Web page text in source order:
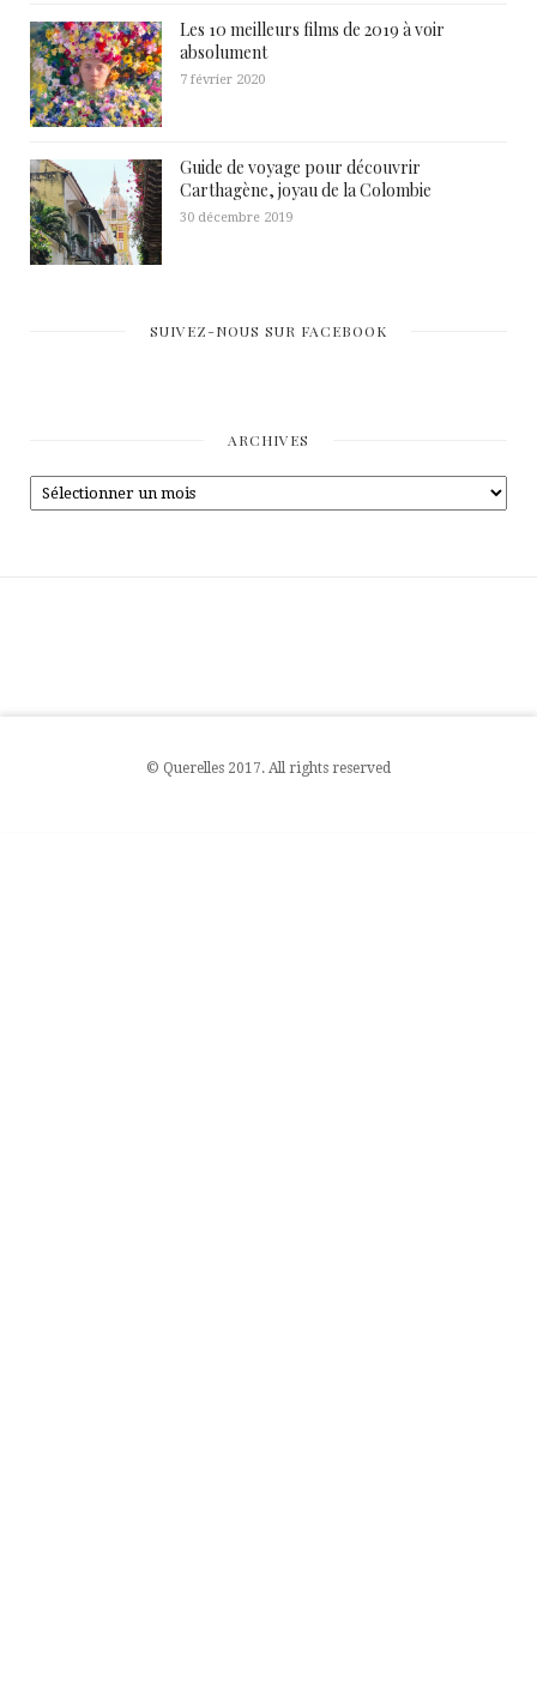
Les 10 meilleurs films de 2019 à voir
absolument
7 février 2020
Guide de voyage pour découvrir
Carthagène, joyau de la Colombie
30 décembre 2019
SUIVEZ-NOUS SUR FACEBOOK
ARCHIVES
© Querelles 2017. All rights reserved